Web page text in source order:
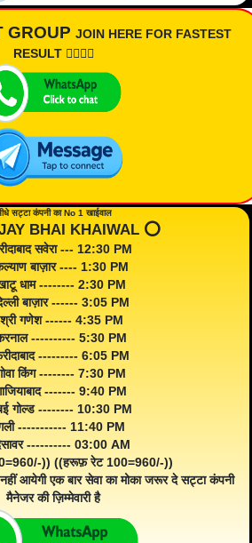
GROUP JOIN HERE FOR FASTEST
RESULT 👇🏾👇🏾
सट्टा कंपनी का No 1 खाईवाल
BHAI KHAIWAL ⭕️
सवेरा --- 12:30 PM
बाज़ार ---- 1:30 PM
धाम -------- 2:30 PM
बाज़ार ------ 3:05 PM
गणेश ------ 4:35 PM
---------- 5:30 PM
--------- 6:05 PM
किंग -------- 7:30 PM
------- 9:40 PM
गोल्ड -------- 10:30 PM
----------- 11:40 PM
---------- 03:00 AM
)) ((हरूफ़ रेट 100=960/-))
आयेगी एक बार सेवा का मोका जरूर दे सट्टा कंपनी
मैनेजर की ज़िम्मेवारी है